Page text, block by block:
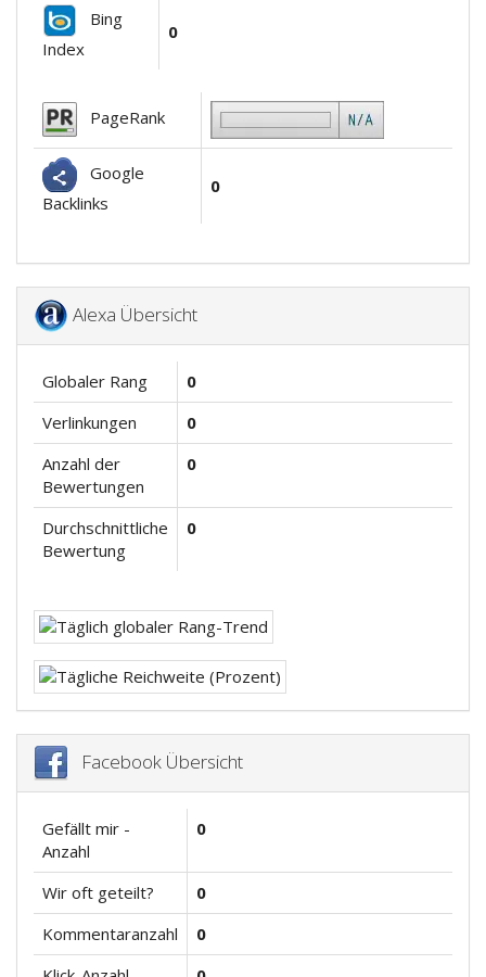
Bing
Index
0
PageRank
Google
Backlinks
0
Alexa Übersicht
Globaler Rang
0
Verlinkungen
0
Anzahl der
Bewertungen
0
Durchschnittliche
Bewertung
0
Facebook Übersicht
Gefällt mir -
Anzahl
0
Wir oft geteilt?
0
Kommentaranzahl
0